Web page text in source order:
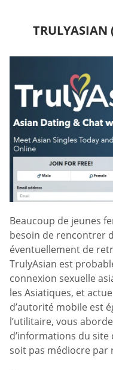
TRULYASIAN
Beaucoup de jeunes
besoin de rencontrer
éventuellement de
TrulyAsian est
connexion sexuelle
les Asiatiques, et
d’autorité mobile est
l’utilitaire, vous
d’informations du site
soit pas médiocre